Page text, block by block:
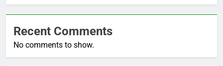
Recent Comments
No comments to show.